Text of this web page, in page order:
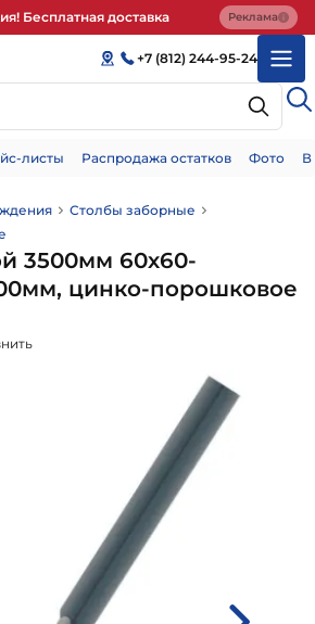
Бесплатная доставка Реклама
+7 (812) 244-95-24
листы Распродажа остатков Фото
Столбы заборные
3500мм 60х60-
цинко-порошковое